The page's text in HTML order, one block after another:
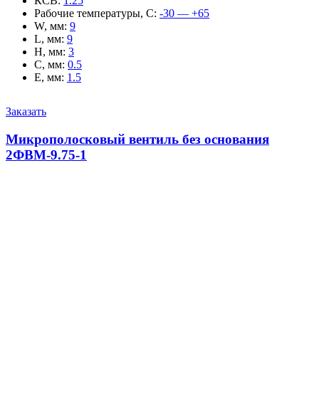
Рабочие температуры, С: -30 — +65
W, мм: 9
L, мм: 9
H, мм: 3
C, мм: 0.5
E, мм: 1.5
Заказать
Микрополосковый вентиль без основания
2ФВМ-9.75-1